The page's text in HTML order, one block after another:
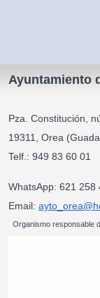
Ayuntamiento
Pza. Constitución,
19311, Orea
Telf.:
WhatsApp: 621 258
Email:
Organismo responsable